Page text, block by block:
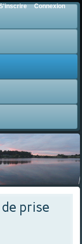
prise
Connexion